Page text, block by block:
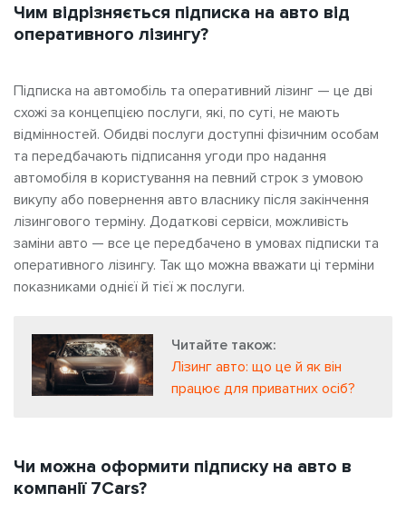
Чим відрізняється підписка на авто від
оперативного лізингу?
Підписка на автомобіль та оперативний лізинг — це дві
схожі за концепцією послуги, які, по суті, не мають
відмінностей. Обидві послуги доступні фізичним особам
та передбачають підписання угоди про надання
автомобіля в користування на певний строк з умовою
викупу або повернення авто власнику після закінчення
лізингового терміну. Додаткові сервіси, можливість
заміни авто — все це передбачено в умовах підписки та
оперативного лізингу. Так що можна вважати ці терміни
показниками однієї й тієї ж послуги.
Читайте також:
Лізинг авто: що це й як він
працює для приватних осіб?
Чи можна оформити підписку на авто в
компанії 7Cars?